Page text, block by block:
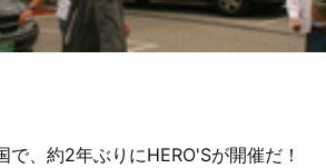
、約2年ぶりにHERO'Sが開催だ！